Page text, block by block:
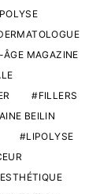
MAGAZINE
FILLERS
BEILIN
LIPOLYSE